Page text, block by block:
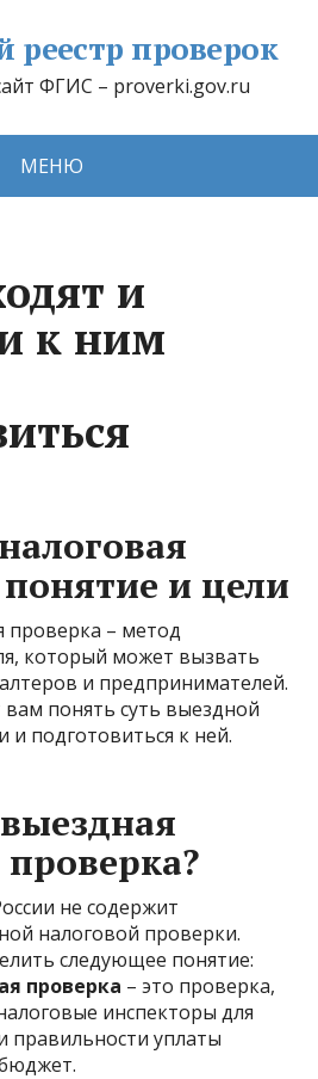
проверок
ФГИС – proverki.gov.ru
МЕНЮ
и
к ним
и цели
проверка – метод
который может вызвать
и предпринимателей.
понять суть выездной
и подготовиться к ней.
не содержит
налоговой проверки.
следующее понятие:
проверка – это проверка,
инспекторы для
правильности уплаты